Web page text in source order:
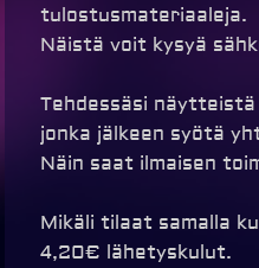
tulostusmateriaaleja.
Näistä voit kysyä
Tehdessäsi
jonka jälkeen syötä
Näin saat ilmaisen
Mikäli tilaat samalla
4,20€ lähetyskulut.